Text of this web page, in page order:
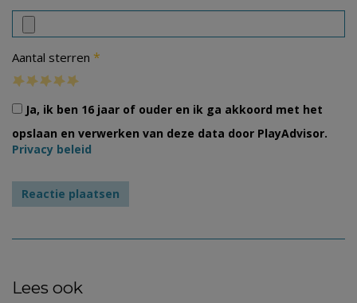
Aantal sterren *
Ja, ik ben 16 jaar of ouder en ik ga akkoord met het
opslaan en verwerken van deze data door PlayAdvisor.
Privacy beleid
Lees ook